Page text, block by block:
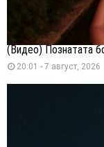
(Видео) Познатата
20:01 - 7 август, 2026